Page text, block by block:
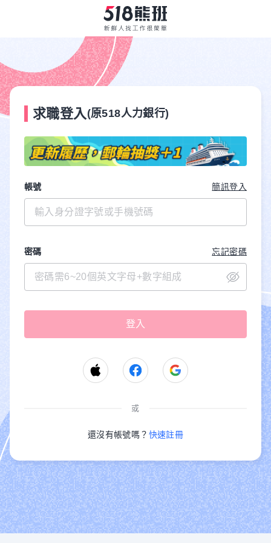
求職登入 (原518人力銀行)
帳號 簡訊登入
密碼 忘記密碼
或
還沒有帳號嗎？ 快速註冊